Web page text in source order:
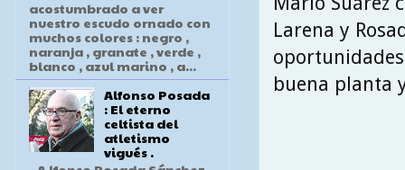
Larena y
buena planta
acostumbrado a ver
nuestro escudo ornado con
muchos colores : negro ,
naranja , granate , verde ,
blanco , azul marino , a...
Alfonso Posada
: El eterno
celtista del
atletismo
vigués .